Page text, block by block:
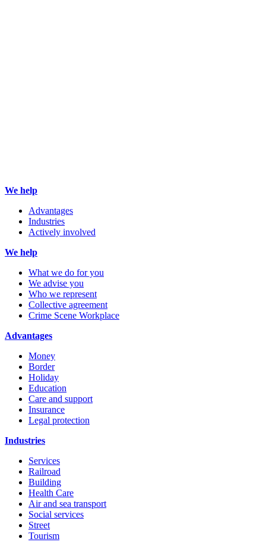
We help
Advantages
Industries
Actively involved
We help
What we do for you
We advise you
Who we represent
Collective agreement
Crime Scene Workplace
Advantages
Money
Border
Holiday
Education
Care and support
Insurance
Legal protection
Industries
Services
Railroad
Building
Health Care
Air and sea transport
Social services
Street
Tourism